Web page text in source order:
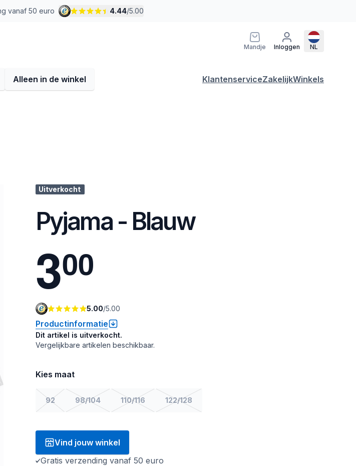
vanaf 50 euro 4.44/5.00
Mandje Inloggen NL
Alleen in de winkel KlantenserviceZakelijkWinkels
Uitverkocht
Pyjama - Blauw
300
5.00/5.00
Productinformatie
Dit artikel is uitverkocht.
Vergelijkbare artikelen beschikbaar.
Kies maat
92 98/104 110/116 122/128
Vind jouw winkel
Gratis verzending vanaf 50 euro